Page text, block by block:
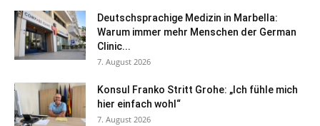
Deutschsprachige Medizin in Marbella:
Warum immer mehr Menschen der German
Clinic...
7. August 2026
Konsul Franko Stritt Grohe: „Ich fühle mich
hier einfach wohl“
7. August 2026